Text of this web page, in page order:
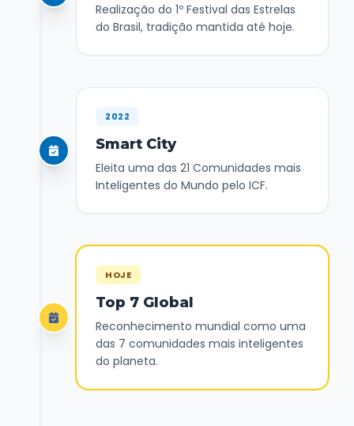
Realização do 1º Festival das Estrelas
do Brasil, tradição mantida até hoje.
2022
Smart City
Eleita uma das 21 Comunidades mais
Inteligentes do Mundo pelo ICF.
HOJE
Top 7 Global
Reconhecimento mundial como uma
das 7 comunidades mais inteligentes
do planeta.